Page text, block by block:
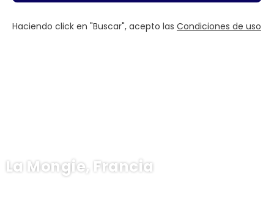
La Mongie, Francia
Haciendo click en "Buscar", acepto las Condiciones de uso